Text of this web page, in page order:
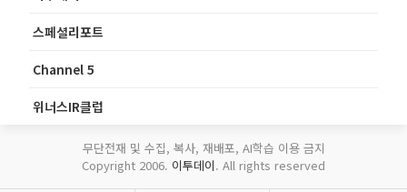
스페셜리포트
Channel 5
위너스IR클럽
무단전재 및 수집, 복사, 재배포, AI학습 이용 금지
Copyright 2006. 이투데이. All rights reserved